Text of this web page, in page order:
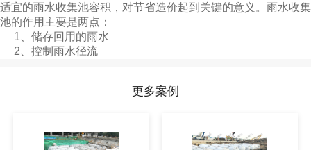
适宜的雨水收集池容积，对节省造价起到关键的意义。雨水收集
池的作用主要是两点：
1、储存回用的雨水
2、控制雨水径流
更多案例